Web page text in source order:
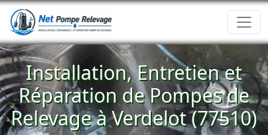
Installation, Entretien et
Réparation de Pompes de
Relevage à Verdelot (77510)